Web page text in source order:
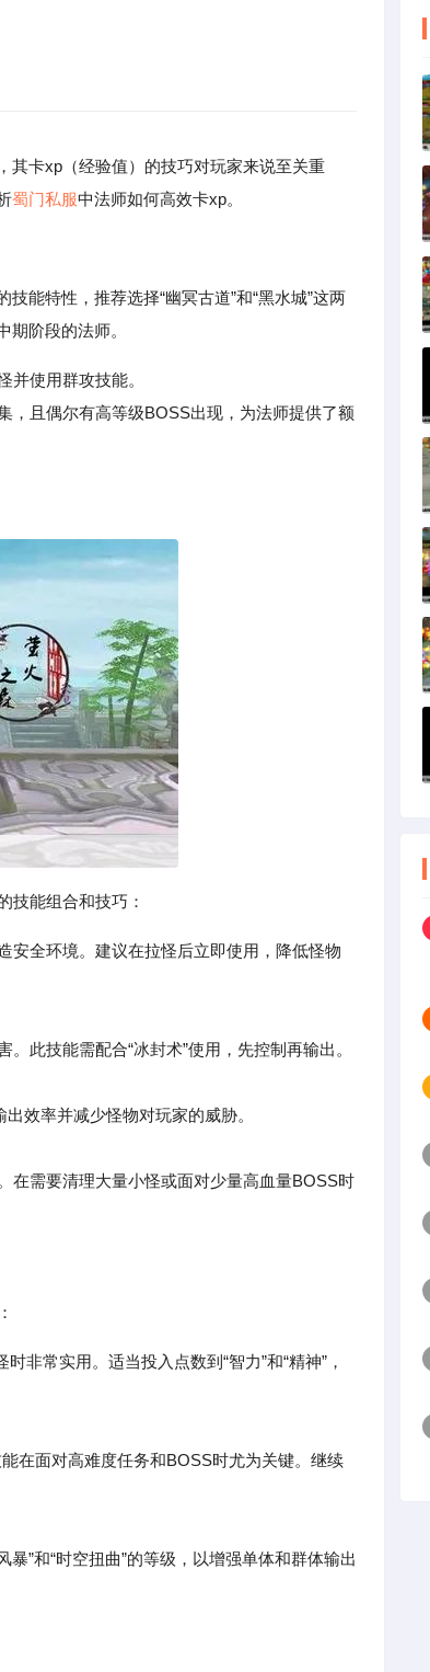
其卡xp（经验值）的技巧对玩家来说至关重
蜀门私服中法师如何高效卡xp。
能特性，推荐选择“幽冥古道”和“黑水城”这两
阶段的法师。
并使用群攻技能。
且偶尔有高等级BOSS出现，为法师提供了额
技能组合和技巧：
安全环境。建议在拉怪后立即使用，降低怪物
技能需配合“冰封术”使用，先控制再输出。
效率并减少怪物对玩家的威胁。
需要清理大量小怪或面对少量高血量BOSS时
非常实用。适当投入点数到“智力”和“精神”，
在面对高难度任务和BOSS时尤为关键。继续
”和“时空扭曲”的等级，以增强单体和群体输出